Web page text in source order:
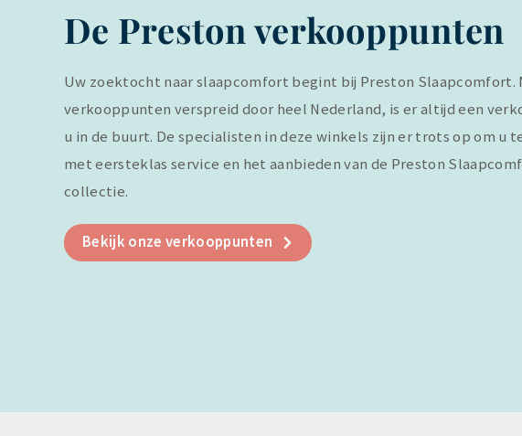
De Preston verkooppunten
Uw zoektocht naar slaapcomfort begint bij Preston Slaapcomfort.
verkooppunten verspreid door heel Nederland, is er altijd een
u in de buurt. De specialisten in deze winkels zijn er trots op om u
met eersteklas service en het aanbieden van de Preston
collectie.
Bekijk onze verkooppunten